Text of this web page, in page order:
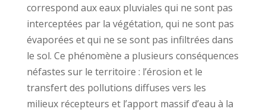
correspond aux eaux pluviales qui ne sont pas
interceptées par la végétation, qui ne sont pas
évaporées et qui ne se sont pas infiltrées dans
le sol. Ce phénomène a plusieurs conséquences
néfastes sur le territoire : l’érosion et le
transfert des pollutions diffuses vers les
milieux récepteurs et l’apport massif d’eau à la